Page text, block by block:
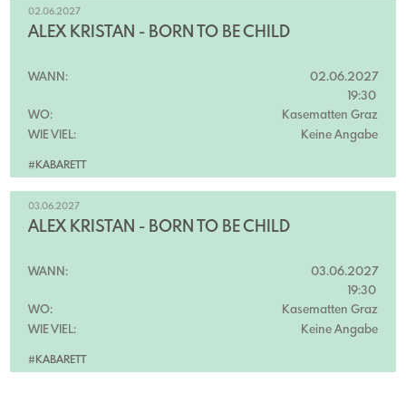
#KABARETT
02.06.2027
ALEX KRISTAN - BORN TO BE CHILD
WANN:
02.06.2027
19:30
WO:
Kasematten Graz
WIE VIEL:
Keine Angabe
#KABARETT
03.06.2027
ALEX KRISTAN - BORN TO BE CHILD
WANN:
03.06.2027
19:30
WO:
Kasematten Graz
WIE VIEL:
Keine Angabe